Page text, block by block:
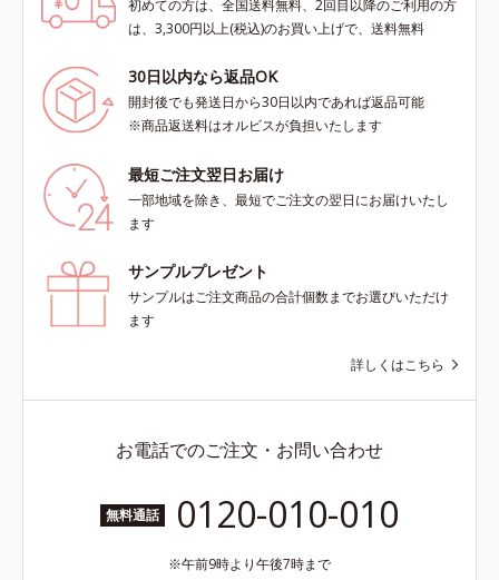
初めての方は、全国送料無料、2回目以降のご利用の方
は、3,300円以上(税込)のお買い上げで、送料無料
30日以内なら返品OK
開封後でも発送日から30日以内であれば返品可能
※商品返送料はオルビスが負担いたします
最短ご注文翌日お届け
一部地域を除き、最短でご注文の翌日にお届けいたし
ます
サンプルプレゼント
サンプルはご注文商品の合計個数までお選びいただけ
ます
詳しくはこちら
お電話でのご注文・お問い合わせ
無料通話 0120-010-010
午前9時より午後7時まで